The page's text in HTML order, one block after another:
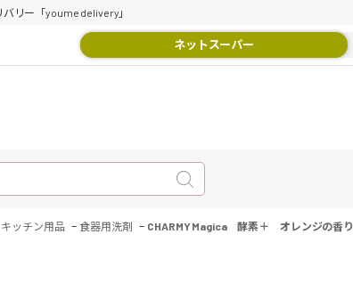
リー「youme delivery」
ネットスーパー
ッチン用品 -食器用洗剤 - CHARMY Magica 酵素＋ オレンジの